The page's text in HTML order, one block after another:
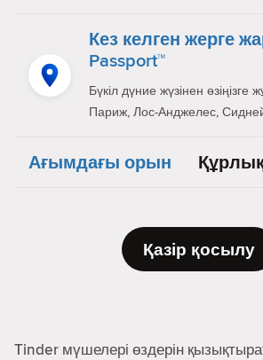
Кез келген жерге
Passport™
Бүкіл дүние жүзінен өзіңізге
Париж, Лос-Анджелес,
Ағымдағы орын
Қазір қосылу
Tinder мүшелері өздерін